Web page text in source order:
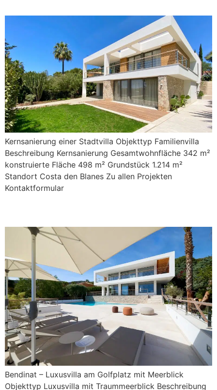
Kernsanierung einer Stadtvilla Objekttyp Familienvilla
Beschreibung Kernsanierung Gesamtwohnfläche 342 m²
konstruierte Fläche 498 m² Grundstück 1.214 m²
Standort Costa den Blanes Zu allen Projekten
Kontaktformular
Bendinat – Luxusvilla am Golfplatz mit Meerblick
Objekttyp Luxusvilla mit Traummeerblick Beschreibung